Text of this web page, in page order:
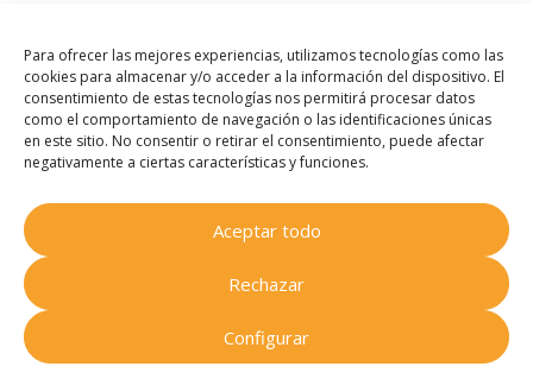
Para ofrecer las mejores experiencias, utilizamos tecnologías como las
cookies para almacenar y/o acceder a la información del dispositivo. El
consentimiento de estas tecnologías nos permitirá procesar datos
como el comportamiento de navegación o las identificaciones únicas
en este sitio. No consentir o retirar el consentimiento, puede afectar
negativamente a ciertas características y funciones.
Aceptar todo
Rechazar
Configurar
En Bum i el llibre màgic de les fades
En Bum i l’estel dels desitjos
En Bum i el secret de l’amistat
Companyia Homenots
Tots els drets reservats.
Política de cookies.Política de privacitat
ByWeLoveWebs